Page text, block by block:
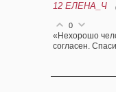
12 ЕЛЕНА_Ч
0
«Нехорошо
согласен.